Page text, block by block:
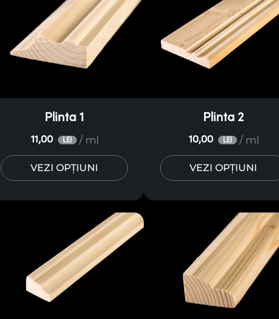
Plinta 1
11,00 LEI / ml
VEZI OPȚIUNI
Plinta 2
10,00 LEI / ml
VEZI OPȚIUNI